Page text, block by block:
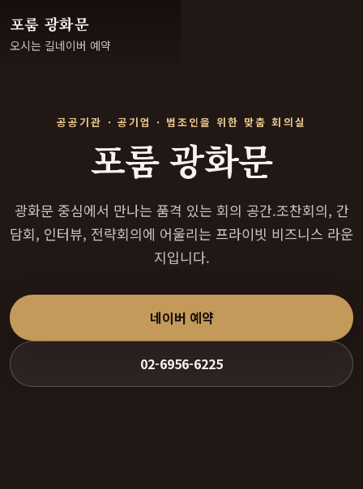
포룸 광화문
오시는 길네이버 예약
공공기관 · 공기업 · 법조인을 위한 맞춤 회의실
포룸 광화문
광화문 중심에서 만나는 품격 있는 회의 공간.조찬회의, 간
담회, 인터뷰, 전략회의에 어울리는 프라이빗 비즈니스 라운
지입니다.
네이버 예약
02-6956-6225